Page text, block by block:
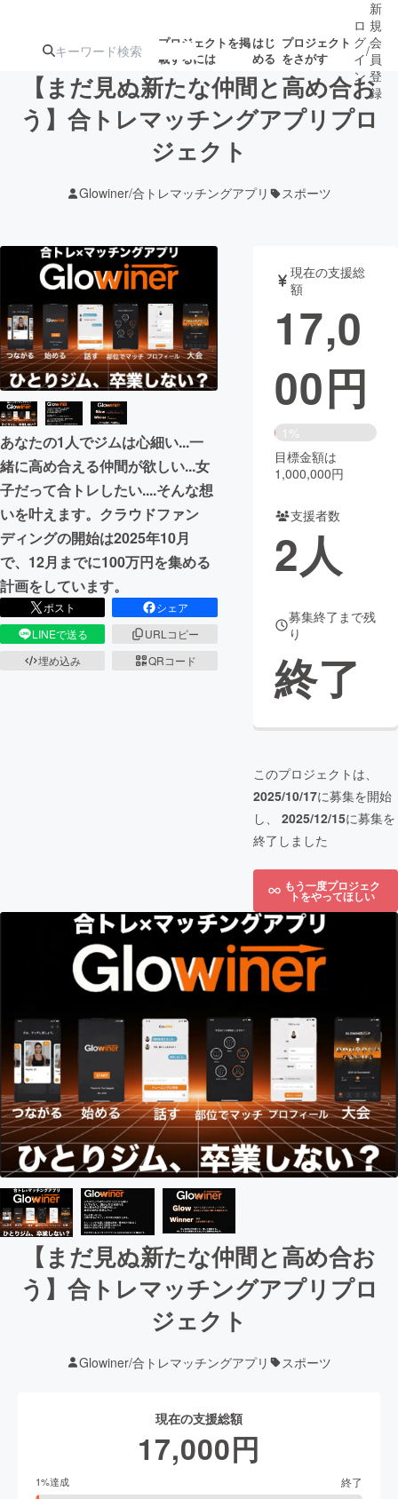
プロジェクトを掲
載するには
はじ
める
プロジェクト
をさがす
注目の新着プロ募集終了が近いプ
テクノロジー・ガジェット
映像・映画 書籍・雑誌
ビジネス・起業 チャレンジ
まちづくり・地域活性化
CAMPFIRE for Social Good
CAMPFIRE Creation
CAMPFIREふるさと納税
コミュニティ
ロ
グ
イ
ン
/
新
規
会
員
登
録
【まだ見ぬ新たな仲間と高め合お
う】合トレマッチングアプリプロ
ジェクト
Glowiner/合トレマッチングアプリ スポーツ
あなたの1人でジムは心細い...一
緒に高め合える仲間が欲しい...女
子だって合トレしたい....そんな想
いを叶えます。クラウドファン
ディングの開始は2025年10月
で、12月までに100万円を集める
計画をしています。
ポスト
シェア
LINEで送る
URLコピー
埋め込み
QRコード
現在の支援総
額
17,0
00円
1%
目標金額は
1,000,000円
支援者数
2人
募集終了まで残
り
終了
このプロジェクトは、
2025/10/17に募集を開始
し、 2025/12/15に募集を
終了しました
もう一度プロジェク
トをやってほしい
【まだ見ぬ新たな仲間と高め合お
う】合トレマッチングアプリプロ
ジェクト
Glowiner/合トレマッチングアプリ スポーツ
現在の支援総額
17,000円
1%達成 終了